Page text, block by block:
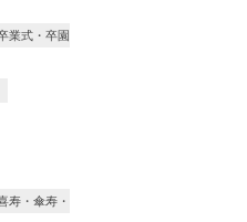
業式・卒園
寿・傘寿・